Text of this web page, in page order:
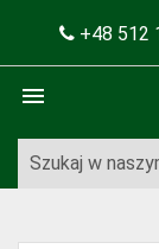
+48 512
